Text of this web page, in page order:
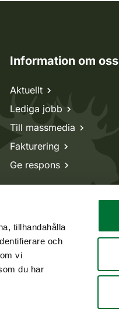
tillhandahålla
och
vi
du har
Information om oss
Aktuellt
Lediga jobb
Till massmedia
Fakturering
Ge respons